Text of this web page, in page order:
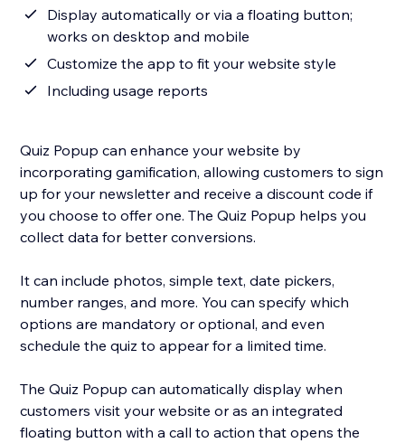
Display automatically or via a floating button;
works on desktop and mobile
Customize the app to fit your website style
Including usage reports
Quiz Popup can enhance your website by
incorporating gamification, allowing customers to sign
up for your newsletter and receive a discount code if
you choose to offer one. The Quiz Popup helps you
collect data for better conversions.
It can include photos, simple text, date pickers,
number ranges, and more. You can specify which
options are mandatory or optional, and even
schedule the quiz to appear for a limited time.
The Quiz Popup can automatically display when
customers visit your website or as an integrated
floating button with a call to action that opens the